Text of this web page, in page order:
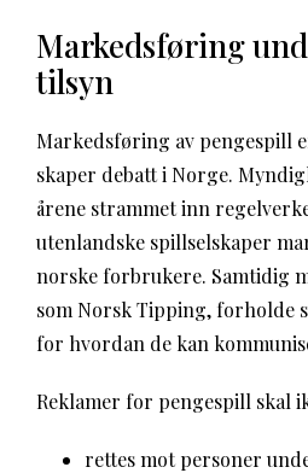
Markedsføring
tilsyn
Markedsføring av pengespill
skaper debatt i Norge.
årene strammet inn
utenlandske spillselskaper
norske forbrukere. Samtidig
som Norsk Tipping, forholde
for hvordan de kan
Reklamer for pengespill skal
rettes mot personer